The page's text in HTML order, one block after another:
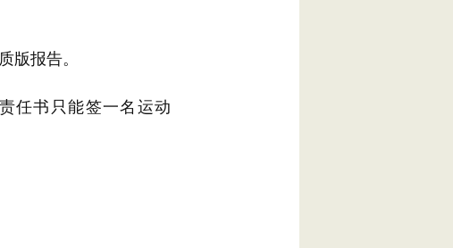
报告。
任书只能签一名运动